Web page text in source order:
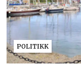
POLITIKK